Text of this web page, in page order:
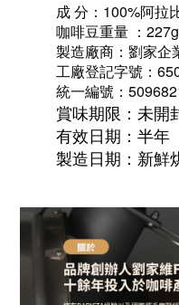
成 分：100%阿拉
咖啡豆重量 ：
製造廠商：劉家企
工廠登記字號：
統一編號：
賞味期限：未開
有效日期：半年
製造日期：新鮮